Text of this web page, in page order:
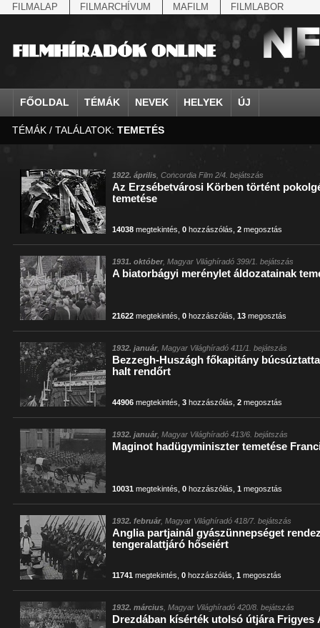
FILMALAP FILMARCHÍVUM MAFILM FILMLABOR
FŐOLDAL TÉMÁK NEVEK HELYEK ÚJ
agrárium
államfő
államosítás
Állatkert
állatvilág
amerikai magyarok
Anschluss
antant
antant
április 4.
arisztokrácia
IV. Béla, magyar királ...
Aarons-Hughes, Ruth
Abe Nobuyuki
Aczél György
Aczél Ilona
Ádám Zoltán
Ady Endre
Agárdi Gábor
Ágotai Géza, dr.
Aimone savoya-
Albert Ferenc
Albert Ferenc
Aarau
Abapuszta
Abony
Ácsteszér
Addisz-Abeba
Adony
Adua
Afrika
Alag
Albánia
TÉMÁK / TALÁLATOK:TEMETÉS
1922. április , Concordia Film 2/4. bejátszás
Az Erzsébetvárosi Körben történt
temetése
14038 megtekintés ,0 hozzászólás ,2 megosztás
1931. október, Magyar Világhíradó 399/1. bejátszás
A biatorbágyi merénylet áldozatainak
21622 megtekintés ,0 hozzászólás ,13 megosztás
1932. január, Magyar Világhíradó 411/1. bejátszás
Bezzegh-Huszágh főkapitány
halt rendőrt
44906 megtekintés ,3 hozzászólás ,2 megosztás
1932. január, Magyar Világhíradó 413/6. bejátszás
Maginot hadügyminiszter temetése
10031 megtekintés ,0 hozzászólás ,1 megosztás
1932. február, Magyar Világhíradó 418/7. bejátszás
Anglia partjainál gyászünnepséget
tengeralattjáró hőseiért
11741 megtekintés ,0 hozzászólás ,1 megosztás
1932. március , Magyar Világhíradó 420/8. bejátszás
Drezdában kísérték utolsó útjára Frigyes